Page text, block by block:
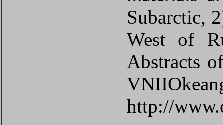
Subarctic,
West of
Abstracts
http://